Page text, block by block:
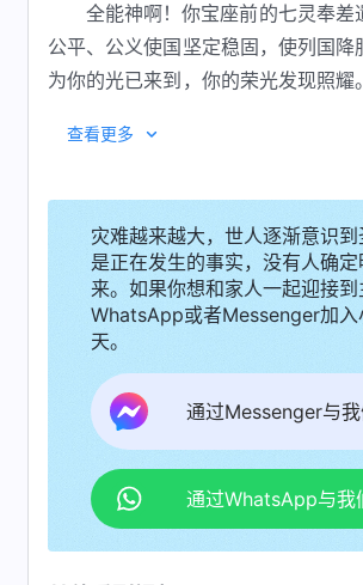
全能神啊！你宝座前的七灵奉差
公平、公义使国坚定稳固，使列国
为你的光已来到，你的荣光发现照
从远方而来，你的众女也被怀抱而
全能神啊！感谢你！赞美你！
合意地建造在一起，早日把我们作
查看更多
灾难越来越大，世人逐渐意识
是正在发生的事实，没有人确
来。如果你想和家人一起迎接
WhatsApp或者Messenger加入
天。
通过Messenger与
通过WhatsApp与我